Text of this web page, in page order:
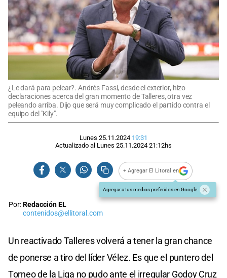
¿Le dará para pelear?. Andrés Fassi, desde el exterior, hizo
declaraciones acerca del gran momento de Talleres, otra vez
peleando arriba. Dijo que será muy complicado el partido contra el
equipo del "Kily".
Lunes 25.11.2024 19:31
Actualizado al Lunes 25.11.2024 21:12hs
+ Agregar El Litoral en
Agregar a tus medios preferidos en Google
Por:Redacción EL
contenidos@ellitoral.com
Un reactivado Talleres volverá a tener la gran chance
de ponerse a tiro del líder Vélez. Es que el puntero del
Torneo de la Liga no pudo ante el irregular Godoy Cruz